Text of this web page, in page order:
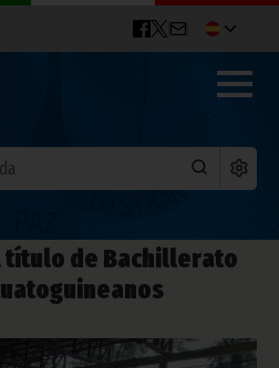
título de Bachillerato